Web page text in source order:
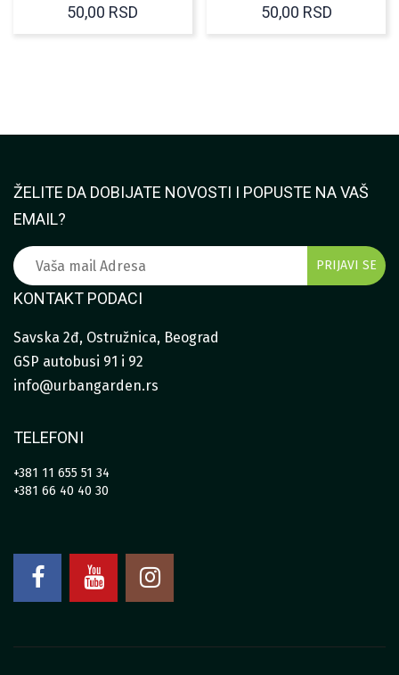
50,00 RSD 50,00 RSD
ŽELITE DA DOBIJATE NOVOSTI I POPUSTE NA VAŠ
EMAIL?
KONTAKT PODACI
Savska 2đ, Ostružnica, Beograd
GSP autobusi 91 i 92
info@urbangarden.rs
TELEFONI
+381 11 655 51 34
+381 66 40 40 30